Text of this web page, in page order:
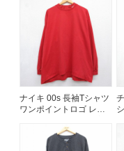
ナイキ 00s 長袖Tシャツ
ワンポイントロゴ レッ